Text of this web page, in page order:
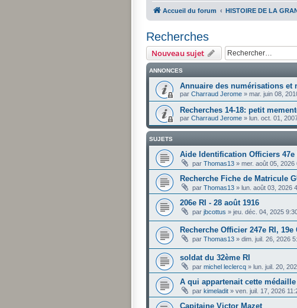
Accueil du forum HISTOIRE DE LA
Recherches
Nouveau sujet
ANNONCES
Annuaire des numérisations et
par Charraud Jerome » mar. juin 08,
Recherches 14-18: petit
par Charraud Jerome » lun. oct. 01,
SUJETS
Aide Identification Officiers 47e
par Thomas13 » mer. août 05, 2026
Recherche Fiche de Matricule
par Thomas13 » lun. août 03, 2026
206e RI - 28 août 1916
par jbcottus » jeu. déc. 04, 2025
Recherche Officier 247e RI, 19e
par Thomas13 » dim. juil. 26, 2026
soldat du 32ème RI
par michel leclercq » lun. juil. 20,
A qui appartenait cette
par kimeladit » ven. juil. 17, 2026
Capitaine Victor Mazet